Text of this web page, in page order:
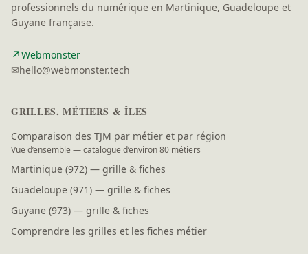
professionnels du numérique en Martinique, Guadeloupe et
Guyane française.
↗Webmonster(nouvelle fenêtre)
✉hello@webmonster.tech
GRILLES, MÉTIERS & ÎLES
Comparaison des TJM par métier et par région
Vue d’ensemble — catalogue d’environ 80 métiers
Martinique (972) — grille & fiches
Guadeloupe (971) — grille & fiches
Guyane (973) — grille & fiches
Comprendre les grilles et les fiches métier